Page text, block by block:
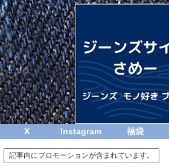
X Instagram 福袋
記事内にプロモーションが含まれています。